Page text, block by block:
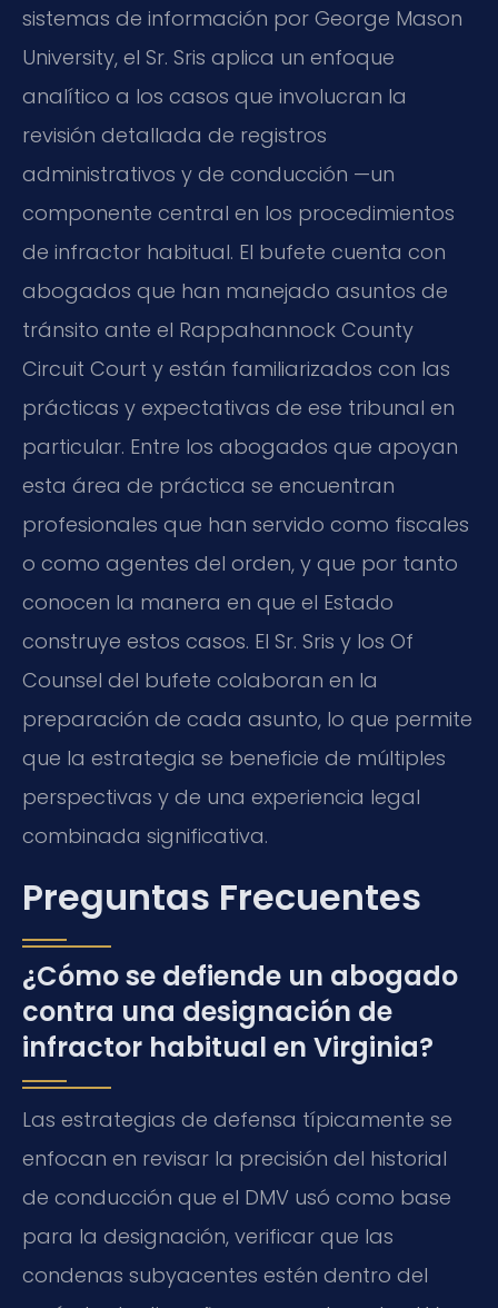
sistemas de información por George Mason
University, el Sr. Sris aplica un enfoque
analítico a los casos que involucran la
revisión detallada de registros
administrativos y de conducción —un
componente central en los procedimientos
de infractor habitual. El bufete cuenta con
abogados que han manejado asuntos de
tránsito ante el Rappahannock County
Circuit Court y están familiarizados con las
prácticas y expectativas de ese tribunal en
particular. Entre los abogados que apoyan
esta área de práctica se encuentran
profesionales que han servido como fiscales
o como agentes del orden, y que por tanto
conocen la manera en que el Estado
construye estos casos. El Sr. Sris y los Of
Counsel del bufete colaboran en la
preparación de cada asunto, lo que permite
que la estrategia se beneficie de múltiples
perspectivas y de una experiencia legal
combinada significativa.
Preguntas Frecuentes
¿Cómo se defiende un abogado
contra una designación de
infractor habitual en Virginia?
Las estrategias de defensa típicamente se
enfocan en revisar la precisión del historial
de conducción que el DMV usó como base
para la designación, verificar que las
condenas subyacentes estén dentro del